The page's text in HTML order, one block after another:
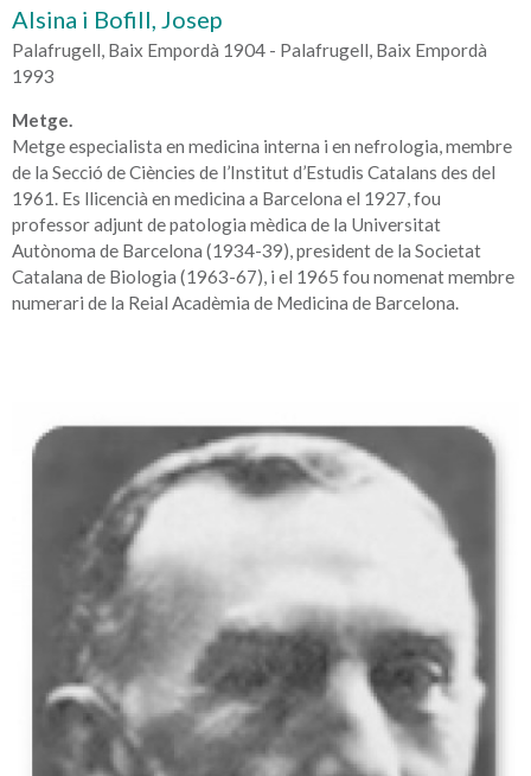
Alsina i Bofill, Josep
Palafrugell, Baix Empordà 1904 - Palafrugell, Baix Empordà
1993
Metge.
Metge especialista en medicina interna i en nefrologia, membre
de la Secció de Ciències de l’Institut d’Estudis Catalans des del
1961. Es llicencià en medicina a Barcelona el 1927, fou
professor adjunt de patologia mèdica de la Universitat
Autònoma de Barcelona (1934-39), president de la Societat
Catalana de Biologia (1963-67), i el 1965 fou nomenat membre
numerari de la Reial Acadèmia de Medicina de Barcelona.